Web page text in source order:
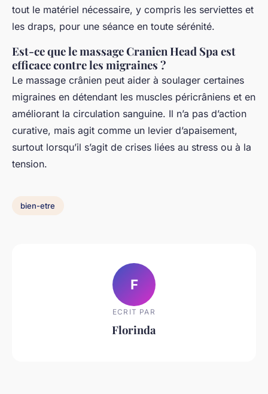
tout le matériel nécessaire, y compris les serviettes et
les draps, pour une séance en toute sérénité.
Est-ce que le massage Cranien Head Spa est
efficace contre les migraines ?
Le massage crânien peut aider à soulager certaines
migraines en détendant les muscles péricrâniens et en
améliorant la circulation sanguine. Il n’a pas d’action
curative, mais agit comme un levier d’apaisement,
surtout lorsqu’il s’agit de crises liées au stress ou à la
tension.
bien-etre
F
ECRIT PAR
Florinda